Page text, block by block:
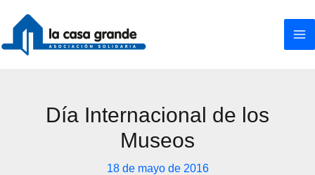
contenido
Día Internacional de los
Museos
18 de mayo de 2016